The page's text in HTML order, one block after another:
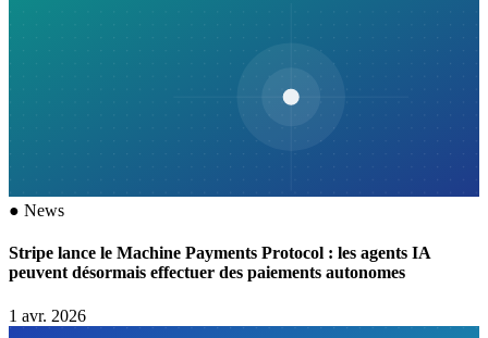
● News
Stripe lance le Machine Payments Protocol : les agents IA
peuvent désormais effectuer des paiements autonomes
1 avr. 2026